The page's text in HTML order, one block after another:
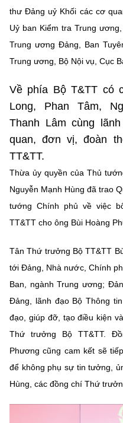
Vietnamese
BỘ KHOA HỌC
MINISTRY OF
Điều khoản sử dụng Theo
Cơ quan chủ quản: Bộ Khoa
Chịu trách nhiệm nội dung:
Giám đốc Trung tâm Truyền
Liên hệ
Điện thoại: 024 3936 9506
©2026 Bản quyền thuộc Bộ
(Ghi rõ nguồn "https://
website này)
thư Đảng uỷ Khối các cơ
Uỷ ban Kiểm tra Trung
Trung ương Đảng, Ban
Trung ương, Bộ Nội vụ, Cục
Về phía Bộ T&TT có
Long, Phan Tâm,
Thanh Lâm cùng
quan, đơn vị, đoàn
TT&TT.
Thừa ủy quyền của Thủ
Nguyễn Mạnh Hùng đã trao
tướng Chính phủ về việc
TT&TT cho ông Bùi Hoàng
Tân Thứ trưởng Bộ TT&TT
tới Đảng, Nhà nước, Chính
Ban, ngành Trung ương;
Đảng, lãnh đạo Bộ Thông
đạo, giúp đỡ, tạo điều kiện
Thứ trưởng Bộ TT&TT.
Phương cũng cam kết sẽ
để không phụ sự tin tưởng,
Hùng, các đồng chí Thứ